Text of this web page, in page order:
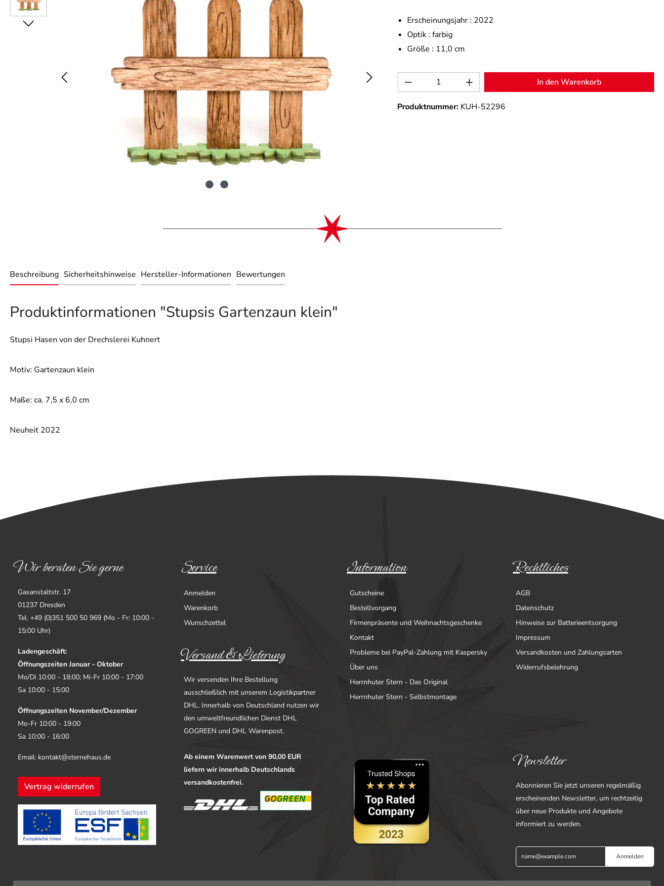
Erscheinungsjahr : 2022
Optik : farbig
Größe : 11,0 cm
Produkt Anzahl: Gib den gewünschten Wert ein
In den Warenkorb
Produktnummer: KUH-52296
Beschreibung Sicherheitshinweise Hersteller-Informationen Bewertungen
Produktinformationen "Stupsis Gartenzaun klein"
Stupsi Hasen von der Drechslerei Kuhnert
Motiv: Gartenzaun klein
Maße: ca. 7,5 x 6,0 cm
Neuheit 2022
Wir beraten Sie gerne
Gasanstaltstr. 17
01237 Dresden
Tel. +49 (0)351 500 50 969 (Mo - Fr: 10:00 -
15:00 Uhr)
Ladengeschäft:
Öffnungszeiten Januar - Oktober
Mo/Di 10:00 - 18:00; Mi-Fr 10:00 - 17:00
Sa 10:00 - 15:00
Öffnungszeiten November/Dezember
Mo-Fr 10:00 - 19:00
Sa 10:00 - 16:00
Email: kontakt@sternehaus.de
Vertrag widerrufen
Service
Anmelden
Warenkorb
Wunschzettel
Information
Gutscheine
Bestellvorgang
Firmenpräsente und Weihnachtsgeschenke
Kontakt
Probleme bei PayPal-Zahlung mit Kaspersky
Über uns
Herrnhuter Stern - Das Original
Herrnhuter Stern - Selbstmontage
Rechtliches
AGB
Datenschutz
Hinweise zur Batterieentsorgung
Impressum
Versandkosten und Zahlungsarten
Widerrufsbelehrung
Versand & Lieferung
Wir versenden Ihre Bestellung
ausschließlich mit unserem Logistikpartner
DHL. Innerhalb von Deutschland nutzen wir
den umweltfreundlichen Dienst DHL
GOGREEN und DHL Warenpost.
Ab einem Warenwert von 90,00 EUR
liefern wir innerhalb Deutschlands
versandkostenfrei.
Newsletter
Abonnieren Sie jetzt unseren regelmäßig
erscheinenden Newsletter, um rechtzeitig
über neue Produkte und Angebote
informiert zu werden.
Anmelden